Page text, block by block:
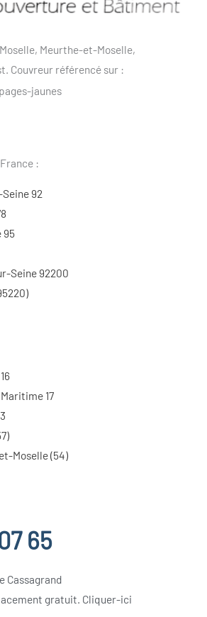
Meurthe-et-Moselle,
Couvreur référencé sur :
:
92
95
Seine 92200
17
Moselle (54)
65
Cassagrand
gratuit. Cliquer-ici